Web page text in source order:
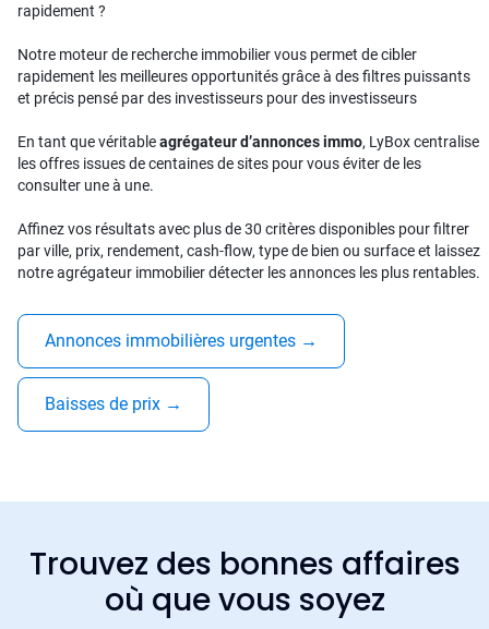
rapidement ?
Notre moteur de recherche immobilier vous permet de cibler
rapidement les meilleures opportunités grâce à des filtres puissants
et précis pensé par des investisseurs pour des investisseurs
En tant que véritableagrégateur d’annonces immo, LyBox centralise
les offres issues de centaines de sites pour vous éviter de les
consulter une à une.
Affinez vos résultats avec plus de 30 critères disponibles pour filtrer
par ville, prix, rendement, cash-flow, type de bien ou surface et laissez
notre agrégateur immobilier détecter les annonces les plus rentables.
Annonces immobilières urgentes →
Baisses de prix →
Trouvez des bonnes affaires
où que vous soyez